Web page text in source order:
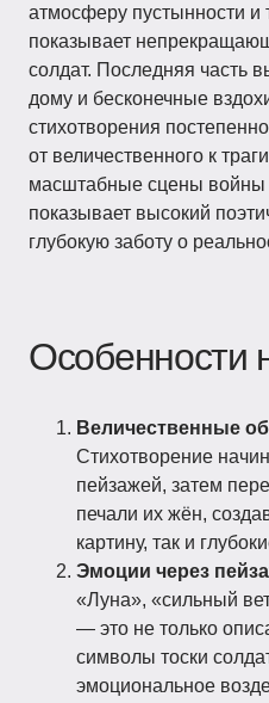
атмосферу пустынности и
показывает
солдат. Последняя часть
дому и бесконечные
стихотворения
от величественного к
масштабные сцены войны
показывает высокий
глубокую заботу о
Особенности
Величественные
Стихотворение
пейзажей, затем
печали их жён,
картину, так и
Эмоции через
«Луна», «сильный
— это не только
символы тоски
эмоциональное